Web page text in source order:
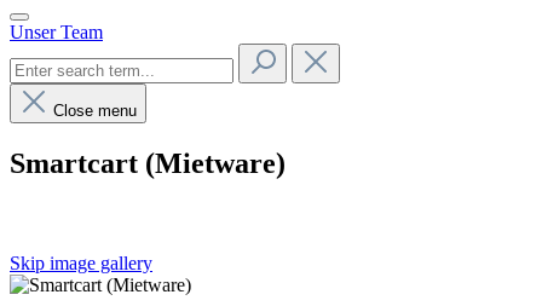
Unser Team
Close menu
Smartcart (Mietware)
Skip image gallery